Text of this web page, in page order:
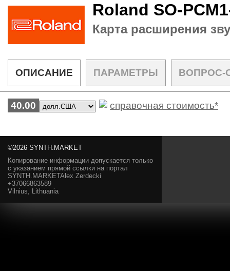
Roland SO-
Карта расширения
ОПИСАНИЕ ПАРАМЕТРЫ ВОПРОС-
40.00 справочная стоимость*
©2026 SYNTH.MARKET
Копирование информации допускается только
с указанием прямой ссылки на портал
SYNTH.MARKETAlex Zerdecki
+37066863589
Vilnius, Lithuania